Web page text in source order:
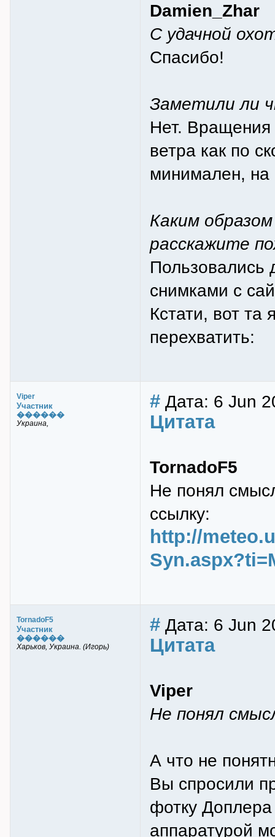
Damien_Zhar
С удачной
Спасибо!
Заметили ли
Нет. Вращения
ветра как по
минимален, на
Каким
расскажите
Пользовались
снимками с
Кстати, вот та
перехватить:
Viper
Участник
������
Украина,
# Дата: 6 Jun
Цитата
TornadoF5
Не понял
ссылку:
http://
TornadoF5
Участник
������
Харьков, Украина. (Игорь)
# Дата: 6 Jun
Цитата
Viper
Не понял
А что не
Вы спросили
фотку
аппаратурой